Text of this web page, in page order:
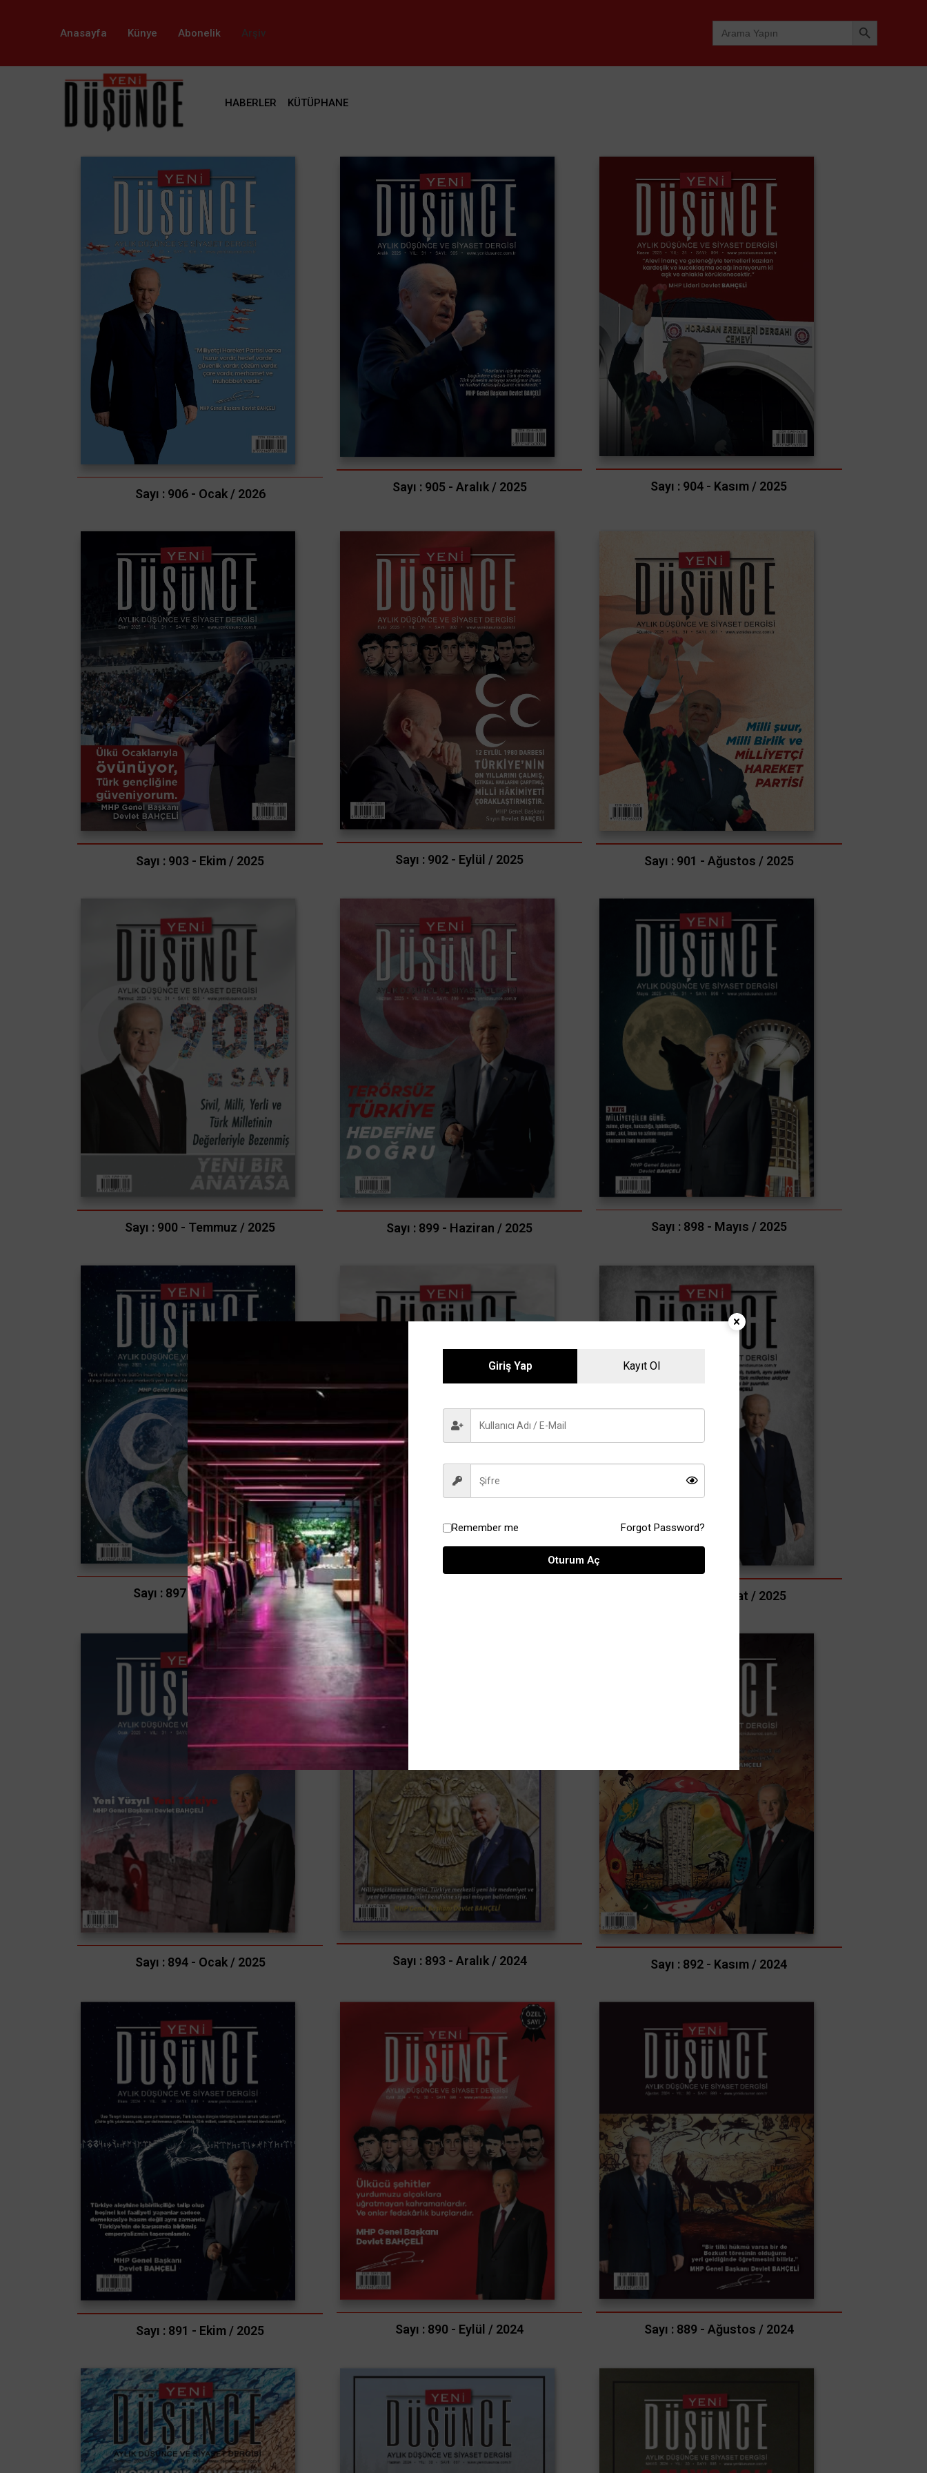
Anasayfa Künye Abonelik Arşiv
Search
for:
Search Button
HABERLER KÜTÜPHANE
Sayı : 906 - Ocak / 2026
Sayı : 905 - Aralık / 2025 Sayı : 904 - Kasım / 2025
Sayı : 903 - Ekim / 2025 Sayı : 902 - Eylül / 2025 Sayı : 901 - Ağustos / 2025
Sayı : 900 - Temmuz / 2025 Sayı : 899 - Haziran / 2025 Sayı : 898 - Mayıs / 2025
Sayı : 897 - Nisan / 2025 Sayı : 895 - Şubat / 2025
Sayı : 894 - Ocak / 2025 Sayı : 893 - Aralık / 2024 Sayı : 892 - Kasım / 2024
Sayı : 891 - Ekim / 2025 Sayı : 890 - Eylül / 2024 Sayı : 889 - Ağustos / 2024
Giriş Yap Kayıt Ol
Remember me Forgot Password?
Oturum Aç